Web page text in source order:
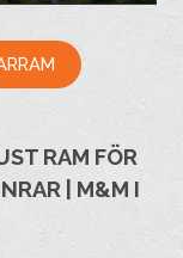
RAM FÖR
| M&M I